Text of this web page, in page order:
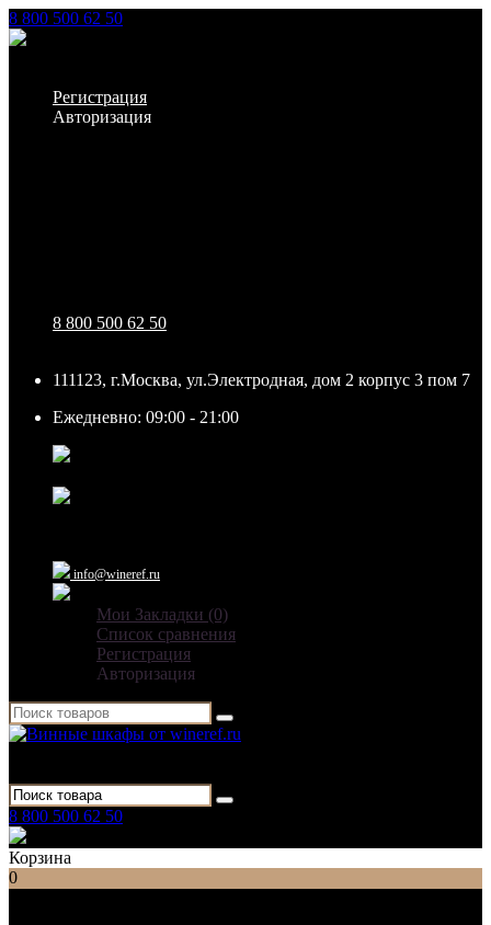
8 800 500 62 50
Регистрация
Авторизация
8 800 500 62 50
111123, г.Москва, ул.Электродная, дом 2 корпус 3 пом 7
Ежедневно: 09:00 - 21:00
info@wineref.ru
Мои Закладки (0)
Список сравнения
Регистрация
Авторизация
8 800 500 62 50
Корзина
0